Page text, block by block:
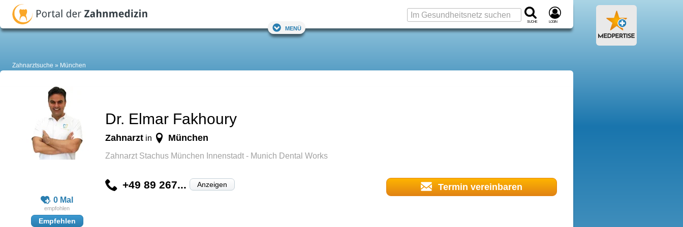
Suche Login
Menü
Zahnarztsuche München
0 Mal
Empfehlen
Dr. Elmar Fakhoury
Zahnarzt in München
Zahnarzt Stachus München Innenstadt - Munich Dental Works
+49 89 267... Anzeigen Termin vereinbaren